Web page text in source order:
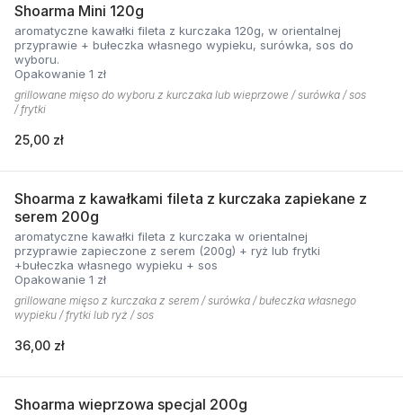
Shoarma Mini 120g
aromatyczne kawałki fileta z kurczaka 120g, w orientalnej
przyprawie + bułeczka własnego wypieku, surówka, sos do
wyboru.
Opakowanie 1 zł
grillowane mięso do wyboru z kurczaka lub wieprzowe / surówka / sos
/ frytki
25,00 zł
Shoarma z kawałkami fileta z kurczaka zapiekane z
serem 200g
aromatyczne kawałki fileta z kurczaka w orientalnej
przyprawie zapieczone z serem (200g) + ryż lub frytki
+bułeczka własnego wypieku + sos
Opakowanie 1 zł
grillowane mięso z kurczaka z serem / surówka / bułeczka własnego
wypieku / frytki lub ryż / sos
36,00 zł
Shoarma wieprzowa specjal 200g